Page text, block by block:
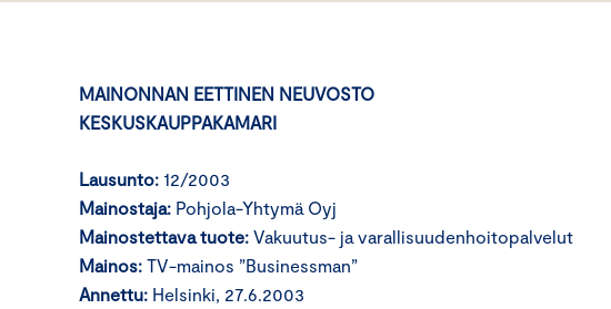
MAINONNAN EETTINEN NEUVOSTO
KESKUSKAUPPAKAMARI
Lausunto: 12/2003
Mainostaja: Pohjola-Yhtymä Oyj
Mainostettava tuote: Vakuutus- ja varallisuudenhoitopalvelut
Mainos: TV-mainos ”Businessman”
Annettu: Helsinki, 27.6.2003